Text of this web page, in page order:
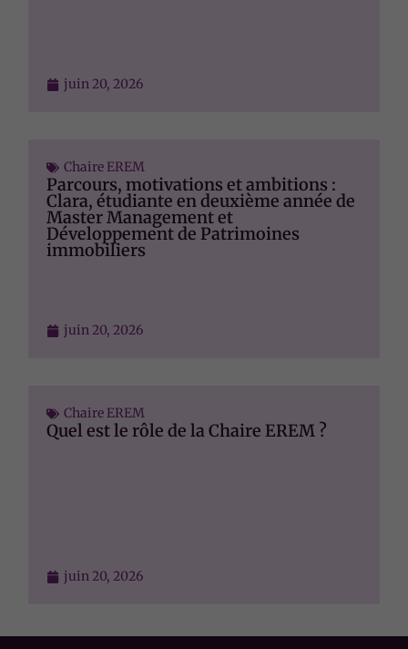
juin 20, 2026
Chaire EREM
Parcours, motivations et ambitions :
Clara, étudiante en deuxième année de
Master Management et
Développement de Patrimoines
immobiliers
juin 20, 2026
Chaire EREM
Quel est le rôle de la Chaire EREM ?
juin 20, 2026